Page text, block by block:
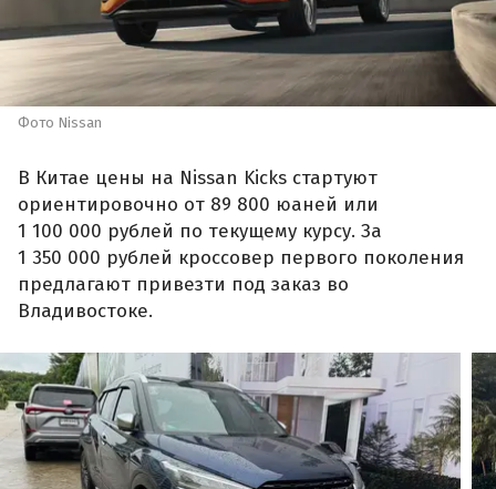
Фото Nissan
В Китае цены на Nissan Kicks стартуют
ориентировочно от 89 800 юаней или
1 100 000 рублей по текущему курсу. За
1 350 000 рублей кроссовер первого поколения
предлагают привезти под заказ во
Владивостоке.